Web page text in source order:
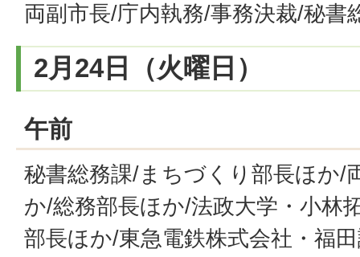
両副市長/庁内執務/事務決裁/秘書
2月24日（火曜日）
午前
秘書総務課/まちづくり部長ほか/
か/総務部長ほか/法政大学・小林
部長ほか/東急電鉄株式会社・福